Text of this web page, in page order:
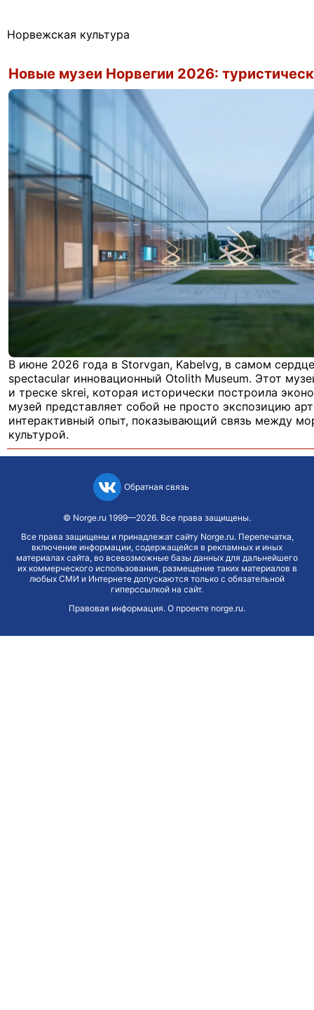
Норвежская культура
Новые музеи Норвегии 2026:
В июне 2026 года в Storvgan, Kabelvg, в самом
spectacular инновационный Otolith Museum. Этот
и треске skrei, которая исторически построила
музей представляет собой не просто экспозицию
интерактивный опыт, показывающий связь между
культурой.
Обратная связь
© Norge.ru 1999—2026. Все права защищены.
Все права защищены и принадлежат сайту Norge.ru. Перепечатка,
включение информации, содержащейся в рекламных и иных
материалах сайта, во всевозможные базы данных для дальнейшего
их коммерческого использования, размещение таких материалов в
любых СМИ и Интернете допускаются только с обязательной
гиперссылкой на сайт.
Правовая информация. О проекте norge.ru.